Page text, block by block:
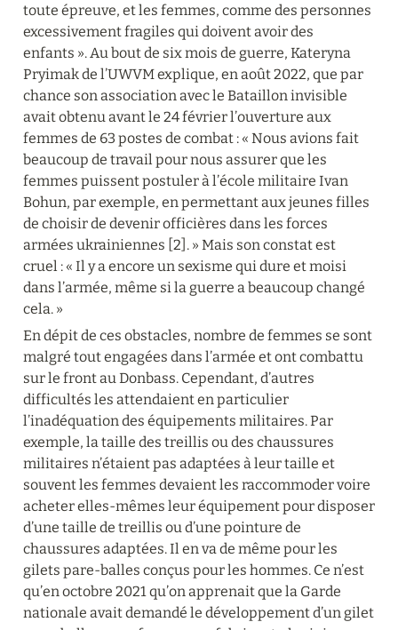
toute épreuve, et les femmes, comme des personnes
excessivement fragiles qui doivent avoir des
enfants ». Au bout de six mois de guerre, Kateryna
Pryimak de l’UWVM explique, en août 2022, que par
chance son association avec le Bataillon invisible
avait obtenu avant le 24 février l’ouverture aux
femmes de 63 postes de combat : « Nous avions fait
beaucoup de travail pour nous assurer que les
femmes puissent postuler à l’école militaire Ivan
Bohun, par exemple, en permettant aux jeunes filles
de choisir de devenir officières dans les forces
armées ukrainiennes [2]. » Mais son constat est
cruel : « Il y a encore un sexisme qui dure et moisi
dans l’armée, même si la guerre a beaucoup changé
cela. »
En dépit de ces obstacles, nombre de femmes se sont
malgré tout engagées dans l’armée et ont combattu
sur le front au Donbass. Cependant, d’autres
difficultés les attendaient en particulier
l’inadéquation des équipements militaires. Par
exemple, la taille des treillis ou des chaussures
militaires n’étaient pas adaptées à leur taille et
souvent les femmes devaient les raccommoder voire
acheter elles-mêmes leur équipement pour disposer
d’une taille de treillis ou d’une pointure de
chaussures adaptées. Il en va de même pour les
gilets pare-balles conçus pour les hommes. Ce n’est
qu’en octobre 2021 qu’on apprenait que la Garde
nationale avait demandé le développement d’un gilet